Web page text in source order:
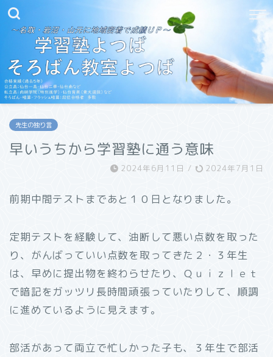
先生の独り言
早いうちから学習塾に通う意味
2024年6月11日 / 2024年7月1日
前期中間テストまであと１０日となりました。
定期テストを経験して、油断して悪い点数を取った
り、がんばっていい点数を取ってきた２・３年生
は、早めに提出物を終わらせたり、Ｑｕｉｚｌｅｔ
で暗記をガッツリ長時間頑張っていたりして、順調
に進めているように見えます。
部活があって両立で忙しかった子も、３年生で部活